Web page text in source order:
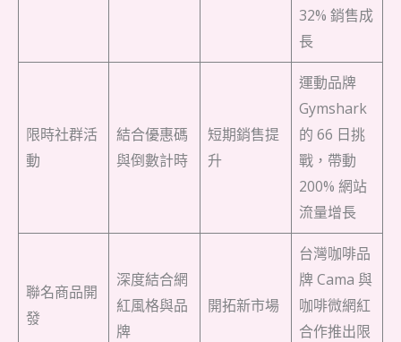
32% 銷售成
長
限時社群活
動
結合優惠碼
與倒數計時
短期銷售提
升
運動品牌
Gymshark
的 66 日挑
戰，帶動
200% 網站
流量增長
聯名商品開
發
深度結合網
紅風格與品
牌
開拓新市場
台灣咖啡品
牌 Cama 與
咖啡微網紅
合作推出限